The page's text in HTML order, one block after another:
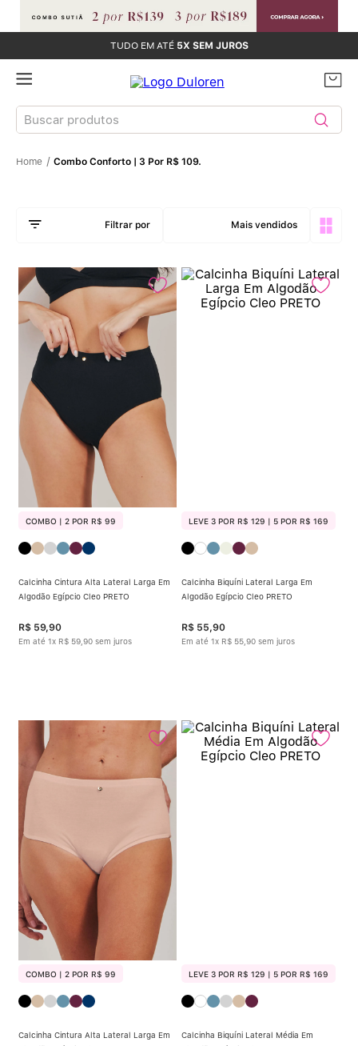
TUDO EM ATÉ 5X SEM JUROS
Buscar produtos
Combo Conforto | 3 Por R$ 109.
Mais vendidos
COMBO | 2 POR R$ 99
Calcinha Cintura Alta Lateral Larga Em
Algodão Egípcio Cleo PRETO
R$ 59,90
Em até 1x R$ 59 90 sem juros
LEVE 3 POR R$ 129 | 5 POR R$ 169
Calcinha Biquíni Lateral Larga Em
Algodão Egípcio Cleo PRETO
R$ 55,90
Em até 1x R$ 55 90 sem juros
COMBO | 2 POR R$ 99
Calcinha Cintura Alta Lateral Larga Em
LEVE 3 POR R$ 129 | 5 POR R$ 169
Calcinha Biquíni Lateral Média Em
TERMOS MAIS BUSCADOS
Sutiã Bojo
4º Conjunto
º Calcinha Algodão
Calcinha Cintura Alta
Multifuncional
Algodão Egípcio
9 º Sutiã Sustentação